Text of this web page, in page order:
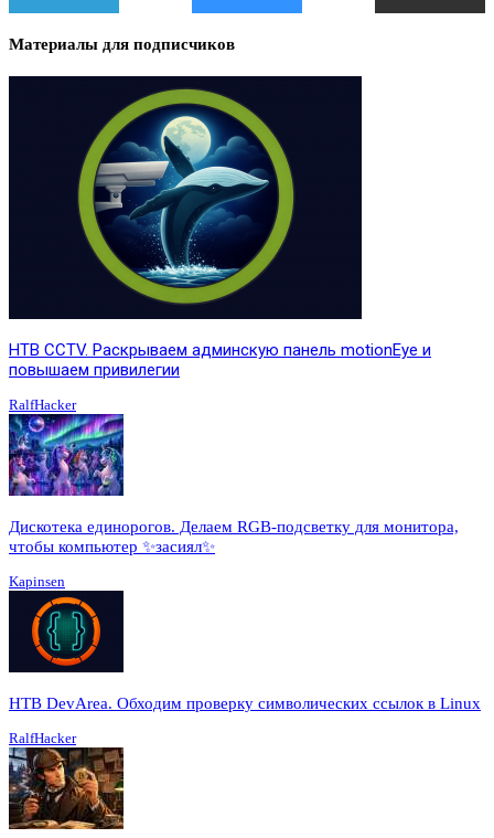
Материалы для подписчиков
HTB CCTV. Раскрываем админскую панель motionEye и
повышаем привилегии
RalfHacker
Дискотека единорогов. Делаем RGB-подсветку для монитора,
чтобы компьютер ✨засиял✨
Kapinsen
HTB DevArea. Обходим проверку символических ссылок в Linux
RalfHacker